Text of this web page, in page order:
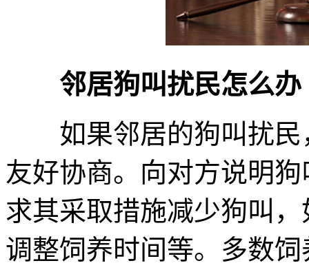
邻居狗叫扰民怎么办
如果邻居的狗叫扰民
友好协商。向对方说明
求其采取措施减少狗叫
调整饲养时间等。多数